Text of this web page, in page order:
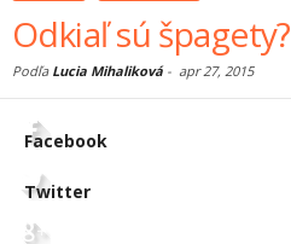
Odkiaľ sú špagety?
Podľa Lucia Mihaliková- apr 27, 2015
Facebook
Twitter